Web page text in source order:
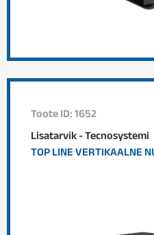
Toote ID: 1652
Lisatarvik - Tecnosystemi
TOP LINE VERTIKAALNE